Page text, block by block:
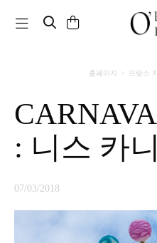
Toggle navigation
홈페이지 프랑스
CARNAVAL DE NICE
: 니스 카
07/03/2018